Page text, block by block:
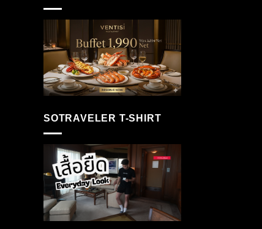
SOTRAVELER T-SHIRT